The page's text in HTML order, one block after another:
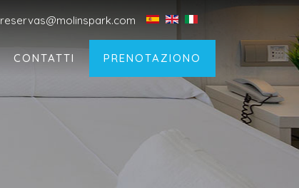
reservas@molinspark.com
CONTATTI PRENOTAZIONO